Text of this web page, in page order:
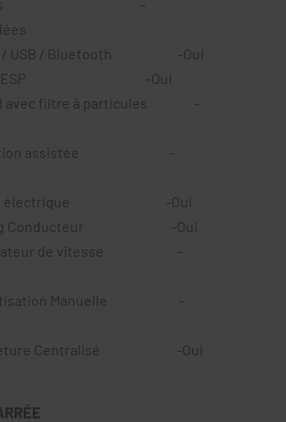
-
/ USB / Bluetooth -Oui
/ ESP -Oui
avec filtre à particules -
assistée -
électrique -Oui
Conducteur -Oui
de vitesse -
Manuelle -
Centralisé -Oui